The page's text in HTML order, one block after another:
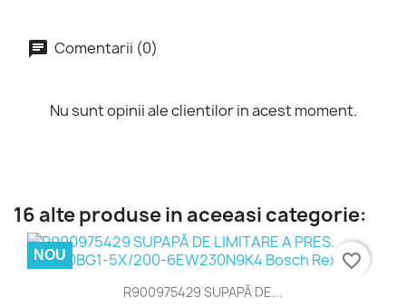
Comentarii (0)
Nu sunt opinii ale clientilor in acest moment.
16 alte produse in aceeasi categorie:
R900975429 SUPAPĂ DE...
NOU favorite_border